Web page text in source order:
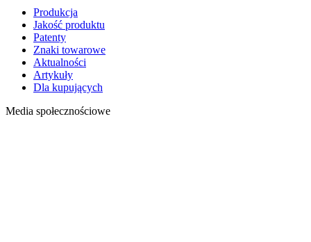
Produkcja
Jakość produktu
Patenty
Znaki towarowe
Aktualności
Artykuły
Dla kupujących
Media społecznościowe